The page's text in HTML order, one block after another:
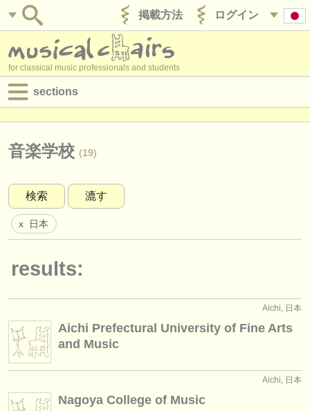
ログイン
掲載方法
for classical music professionals and students
sections
求人情報 (演奏関係の職)
求人情報 (管理者関連の職)
degree courses
講習会
楽器の販売
盗まれた楽器
オーケストラ
音楽学校 (19)
検索 漉す
x 日本
results:
Aichi, 日本
Aichi Prefectural University of Fine Arts
and Music
Aichi, 日本
Nagoya College of Music